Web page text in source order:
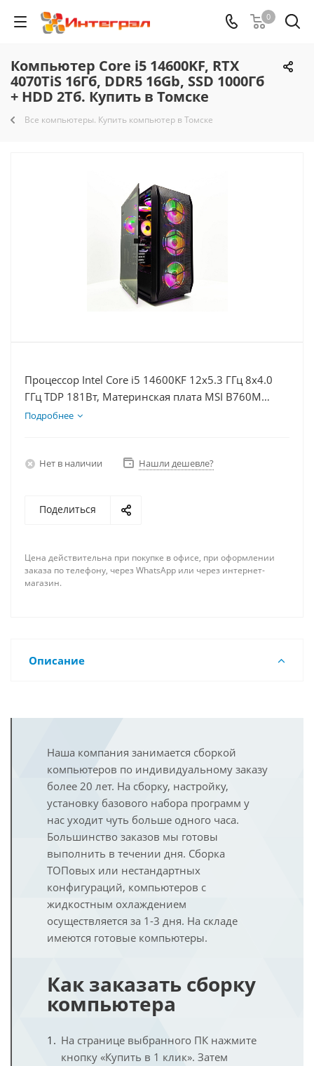
0
Компьютер Core i5 14600KF, RTX
4070TiS 16Гб, DDR5 16Gb, SSD 1000Гб
+ HDD 2Тб. Купить в Томске
Все компьютеры. Купить компьютер в Томске
Процессор Intel Core i5 14600KF 12x5.3 ГГц 8x4.0
ГГц TDP 181Вт, Материнская плата MSI B760M
BOMBER WIFI D5, Видеокарта RTX 4070TiS 16Гб,
Подробнее
Нет в наличии Нашли дешевле?
Поделиться
Цена действительна при покупке в офисе, при оформлении
заказа по телефону, через WhatsApp или через интернет-
магазин.
Описание
Наша компания занимается сборкой
компьютеров по индивидуальному заказу
более 20 лет. На сборку, настройку,
установку базового набора программ у
нас уходит чуть больше одного часа.
Большинство заказов мы готовы
выполнить в течении дня. Сборка
ТОПовых или нестандартных
конфигураций, компьютеров с
жидкостным охлаждением
осуществляется за 1-3 дня. На складе
имеются готовые компьютеры.
Как заказать сборку
компьютера
На странице выбранного ПК нажмите
кнопку «Купить в 1 клик». Затем